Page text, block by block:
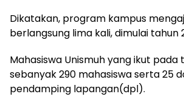
Dikatakan, program kampus
berlangsung lima kali, dimulai tahun
Mahasiswa Unismuh yang ikut
sebanyak 290 mahasiswa serta 25
pendamping lapangan(dpl).